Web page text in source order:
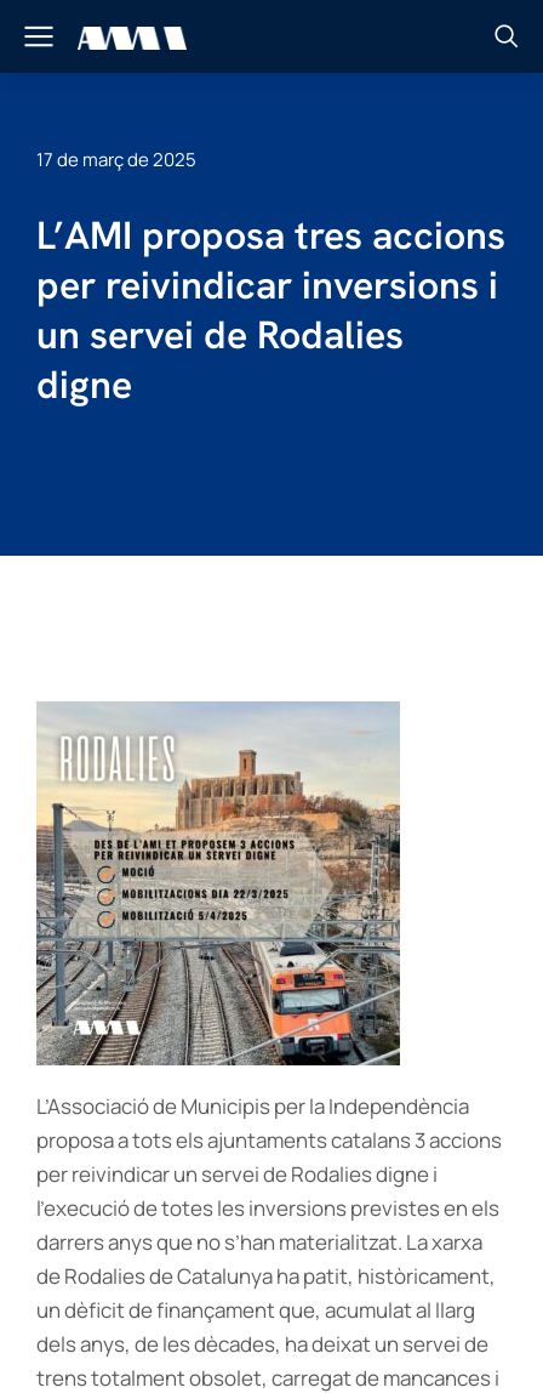
17 de març de 2025
L’AMI proposa tres accions
per reivindicar inversions i
un servei de Rodalies
digne
L’Associació de Municipis per la Independència
proposa a tots els ajuntaments catalans 3 accions
per reivindicar un servei de Rodalies digne i
l’execució de totes les inversions previstes en els
darrers anys que no s’han materialitzat. La xarxa
de Rodalies de Catalunya ha patit, històricament,
un dèficit de finançament que, acumulat al llarg
dels anys, de les dècades, ha deixat un servei de
trens totalment obsolet, carregat de mancances i